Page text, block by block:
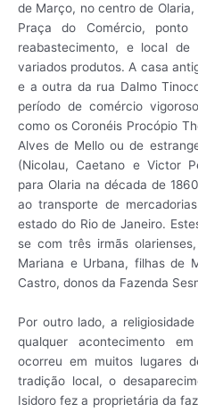
de Março, no centro de
Praça do Comércio,
reabastecimento, e local
variados produtos. A casa
e a outra da rua Dalmo
período de comércio
como os Coronéis Procópio
Alves de Mello ou de
(Nicolau, Caetano e Victor
para Olaria na década de
ao transporte de
estado do Rio de Janeiro.
se com três irmãs
Mariana e Urbana, filhas de
Castro, donos da Fazenda
Por outro lado, a
qualquer acontecimento
ocorreu em muitos lugares
tradição local, o
Isidoro fez a proprietária da